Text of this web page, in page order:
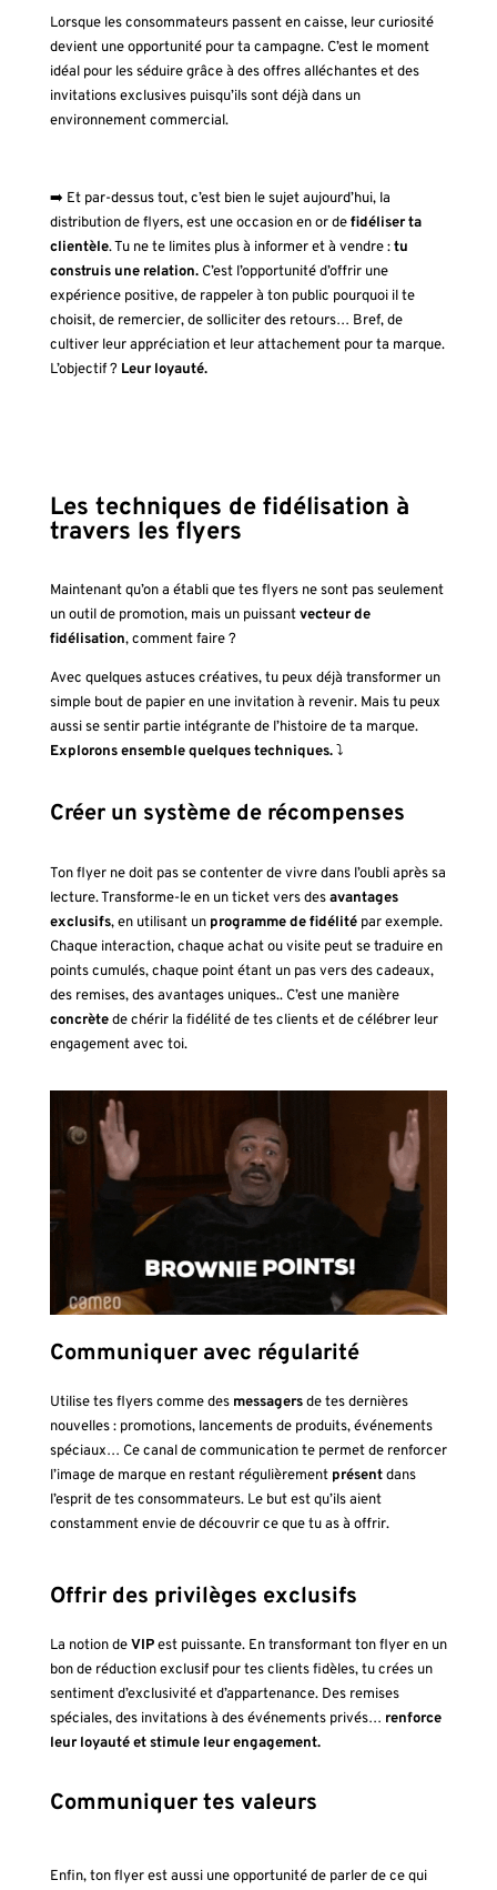
Lorsque les consommateurs passent en caisse, leur curiosité
devient une opportunité pour ta campagne. C’est le moment
idéal pour les séduire grâce à des offres alléchantes et des
invitations exclusives puisqu’ils sont déjà dans un
environnement commercial.
➡️ Et par-dessus tout, c’est bien le sujet aujourd’hui, la
distribution de flyers, est une occasion en or defidéliser ta
clientèle. Tu ne te limites plus à informer et à vendre :tu
construis une relation.C’est l’opportunité d’offrir une
expérience positive, de rappeler à ton public pourquoi il te
choisit, de remercier, de solliciter des retours… Bref, de
cultiver leur appréciation et leur attachement pour ta marque.
L’objectif ? Leur loyauté.
Les techniques de fidélisation à
travers les flyers
Maintenant qu’on a établi que tes flyers ne sont pas seulement
un outil de promotion, mais un puissantvecteur de
fidélisation, comment faire ?
Avec quelques astuces créatives, tu peux déjà transformer un
simple bout de papier en une invitation à revenir. Mais tu peux
aussi se sentir partie intégrante de l’histoire de ta marque.
Explorons ensemble quelques techniques. ⤵️
Créer un système de récompenses
Ton flyer ne doit pas se contenter de vivre dans l’oubli après sa
lecture. Transforme-le en un ticket vers desavantages
exclusifs, en utilisant unprogramme de fidélitépar exemple.
Chaque interaction, chaque achat ou visite peut se traduire en
points cumulés, chaque point étant un pas vers des cadeaux,
des remises, des avantages uniques.. C’est une manière
concrètede chérir la fidélité de tes clients et de célébrer leur
engagement avec toi.
Communiquer avec régularité
Utilise tes flyers comme des messagersde tes dernières
nouvelles : promotions, lancements de produits, événements
spéciaux… Ce canal de communication te permet de renforcer
l’image de marque en restant régulièrement présentdans
l’esprit de tes consommateurs. Le but est qu’ils aient
constamment envie de découvrir ce que tu as à offrir.
Offrir des privilèges exclusifs
La notion deVIPest puissante. En transformant ton flyer en un
bon de réduction exclusif pour tes clients fidèles, tu crées un
sentiment d’exclusivité et d’appartenance. Des remises
spéciales, des invitations à des événements privés… renforce
leur loyauté et stimule leur engagement.
Communiquer tes valeurs
Enfin, ton flyer est aussi une opportunité de parler de ce qui